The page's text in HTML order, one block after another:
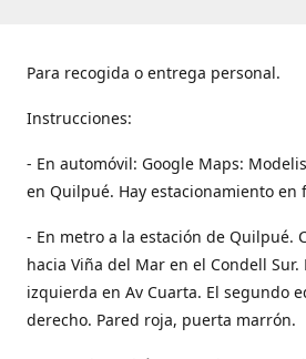
Para recogida o entrega personal.
Instrucciones:
- En automóvil: Google Maps:
en Quilpué. Hay estacionamiento en
- En metro a la estación de Quilpué.
hacia Viña del Mar en el Condell Sur.
izquierda en Av Cuarta. El segundo
derecho. Pared roja, puerta marrón.